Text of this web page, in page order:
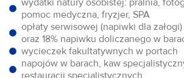
wydatki natury osobistej: pralnia,
pomoc medyczna, fryzjer, SPA
opłaty serwisowej (napiwki dla
oraz 18% napiwku doliczanego w
wycieczek fakultatywnych w portach
napojów w barach, kaw